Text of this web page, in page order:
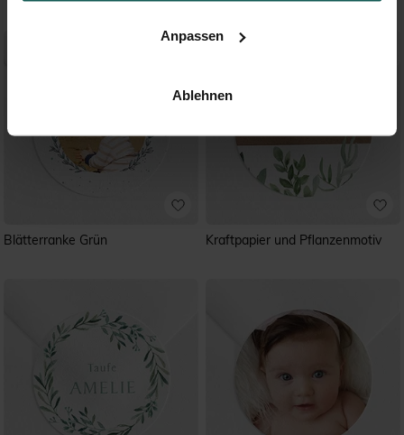
Anpassen
Ablehnen
Blätterranke Grün Kraftpapier und Pflanzenmotiv